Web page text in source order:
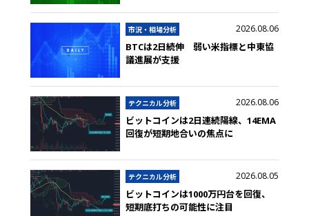
市況・相場分析 2026.08.06
BTCは2日続伸 弱い米指標と中東協
議進展が支援
テクニカル分析 2026.08.06
ビットコインは2日連続陽線、14EMA
回復が短期地合いの焦点に
テクニカル分析 2026.08.05
ビットコインは1000万円台を回復、
短期底打ちの可能性に注目